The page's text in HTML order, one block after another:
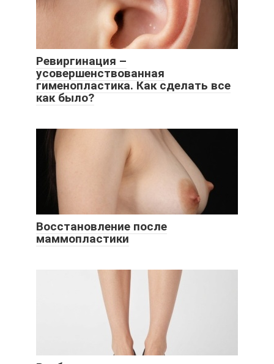
Ревиргинация –
усовершенствованная
гименопластика. Как сделать все
как было?
Восстановление после
маммопластики